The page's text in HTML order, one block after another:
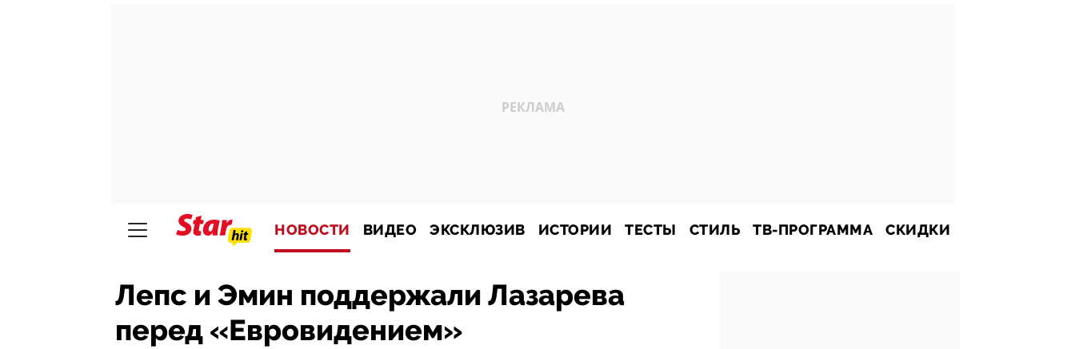
НОВОСТИ ВИДЕО ЭКСКЛЮЗИВ ИСТОРИИ ТЕСТЫ СТИЛЬ ТВ-ПРОГРАММА СКИДКИ
Лепс и Эмин поддержали Лазарева
перед «Евровидением»